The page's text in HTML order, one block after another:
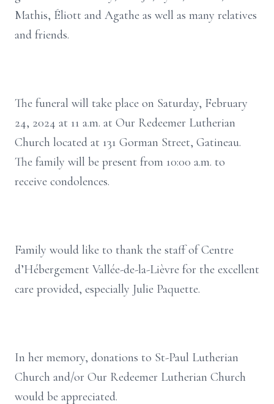
Mathis, Éliott and Agathe as well as many relatives
and friends.
The funeral will take place on Saturday, February
24, 2024 at 11 a.m. at Our Redeemer Lutherian
Church located at 131 Gorman Street, Gatineau.
The family will be present from 10:00 a.m. to
receive condolences.
Family would like to thank the staff of Centre
d’Hébergement Vallée-de-la-Lièvre for the excellent
care provided, especially Julie Paquette.
In her memory, donations to St-Paul Lutherian
Church and/or Our Redeemer Lutherian Church
would be appreciated.